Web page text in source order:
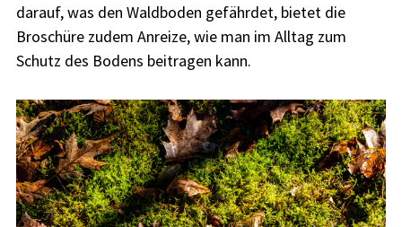
darauf, was den Waldboden gefährdet, bietet die
Broschüre zudem Anreize, wie man im Alltag zum
Schutz des Bodens beitragen kann.